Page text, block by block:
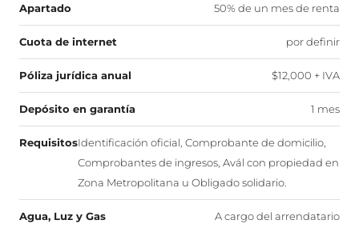
Apartado 50% de un mes de renta
Cuota de internet por definir
Póliza jurídica anual $12,000 + IVA
Depósito en garantía 1 mes
RequisitosIdentificación oficial, Comprobante de domicilio,
Comprobantes de ingresos, Avál con propiedad en
Zona Metropolitana u Obligado solidario.
Agua, Luz y Gas A cargo del arrendatario